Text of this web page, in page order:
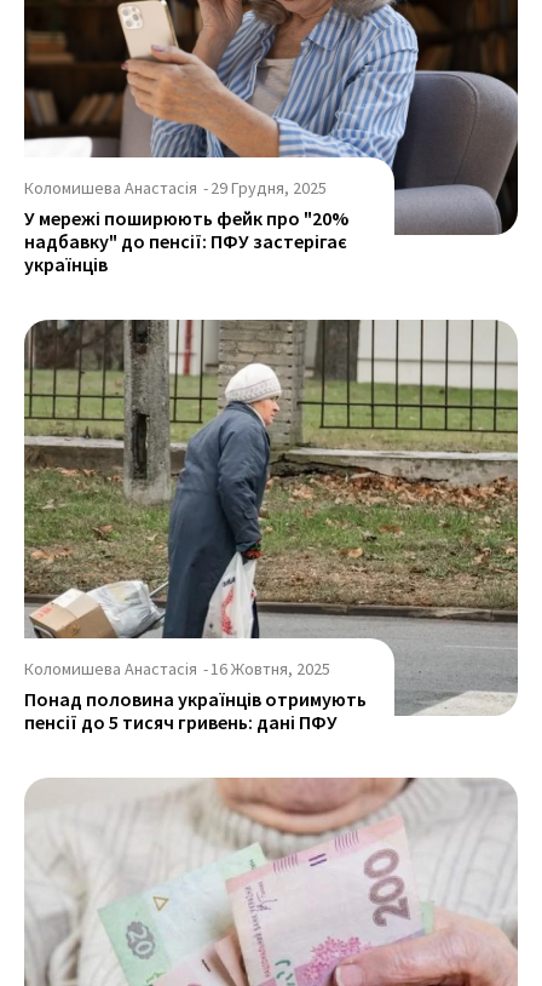
Коломишева Анастасія -29 Грудня, 2025
У мережі поширюють фейк про "20%
надбавку" до пенсії: ПФУ застерігає
українців
Коломишева Анастасія -16 Жовтня, 2025
Понад половина українців отримують
пенсії до 5 тисяч гривень: дані ПФУ